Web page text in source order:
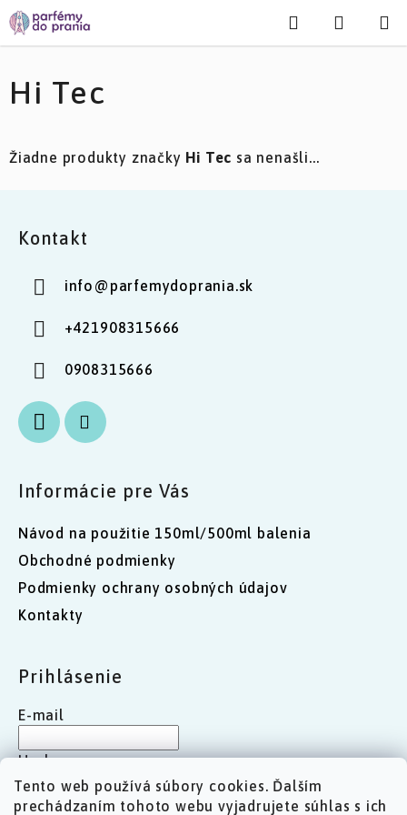
Tento web používá súbory cookies. Ďalším
prechádzaním tohoto webu vyjadrujete súhlas s ich
Prejsť
na
obsah
Hľadať
KOŠÍK
Hi Tec
Žiadne produkty značky Hi Tec sa nenašli...
Kontakt
info @parfemydoprania.sk
+421908315666
0908315666
Informácie pre Vás
Návod na použitie 150ml/500ml balenia
Obchodné podmienky
Podmienky ochrany osobných údajov
Kontakty
Prihlásenie
E-mail
Heslo